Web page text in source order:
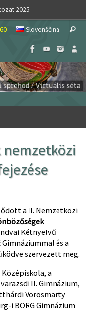
2025
Slovenščina Search
nemzetközi
a II. Nemzetközi
Kétnyelvű
és a
szervezett meg.
a
II. Gimnázium,
Vörösmarty
i BORG Gimnázium